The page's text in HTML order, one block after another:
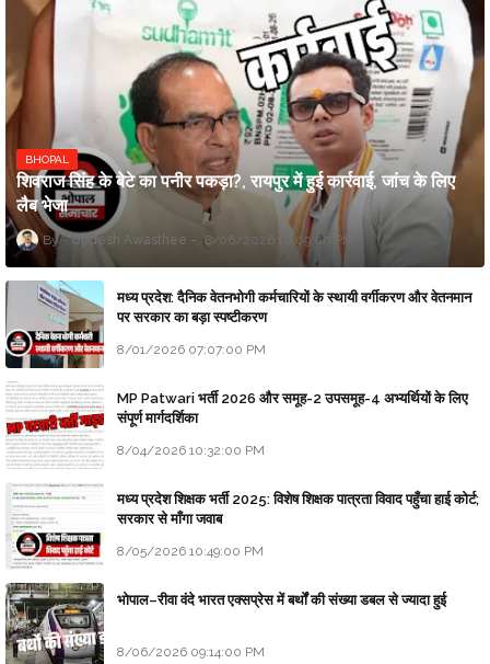
BHOPAL
शिवराज सिंह के बेटे का पनीर पकड़ा?, रायपुर में हुई कार्रवाई, जांच के लिए
लैब भेजा
Updesh Awasthee 8/06/2026 10:09:00 PM
मध्य प्रदेश: दैनिक वेतनभोगी कर्मचारियों के स्थायी वर्गीकरण और वेतनमान
पर सरकार का बड़ा स्पष्टीकरण
8/01/2026 07:07:00 PM
MP Patwari भर्ती 2026 और समूह-2 उपसमूह-4 अभ्यर्थियों के लिए
संपूर्ण मार्गदर्शिका
8/04/2026 10:32:00 PM
मध्य प्रदेश शिक्षक भर्ती 2025: विशेष शिक्षक पात्रता विवाद पहुँचा हाई कोर्ट;
सरकार से माँगा जवाब
8/05/2026 10:49:00 PM
भोपाल–रीवा वंदे भारत एक्सप्रेस में बर्थों की संख्या डबल से ज्यादा हुई
8/06/2026 09:14:00 PM